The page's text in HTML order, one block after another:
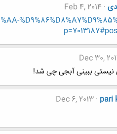
Feb 4, 2014
Dec 30,
نیستی ببینی آبجی چی شد!
pari
Dec 6, 2013